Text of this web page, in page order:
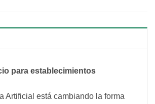
para establecimientos
Artificial está cambiando la forma